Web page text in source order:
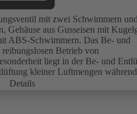
mit zwei Schwimmern
Gehäuse aus Gusseisen mit
ABS-Schwimmern. Das Be- und
Betrieb von
liegt in der Be- und
kleiner Luftmengen
Details